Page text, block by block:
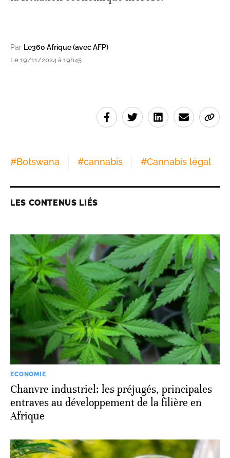
Par Le360 Afrique (avec AFP)
Le 19/11/2024 à 19h45
#Botswana #cannabis #Cannabis légal
LES CONTENUS LIÉS
ECONOMIE
Chanvre industriel: les préjugés, principales
entraves au développement de la filière en
Afrique